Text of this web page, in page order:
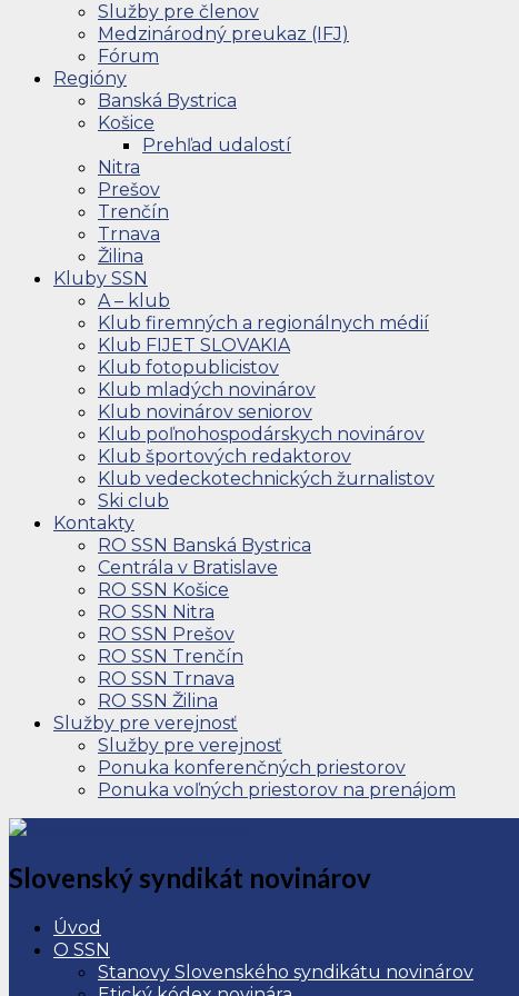
Služby pre členov
Medzinárodný preukaz (IFJ)
Fórum
Regióny
Banská Bystrica
Košice
Prehľad udalostí
Nitra
Prešov
Trenčín
Trnava
Žilina
Kluby SSN
A – klub
Klub firemných a regionálnych médií
Klub FIJET SLOVAKIA
Klub fotopublicistov
Klub mladých novinárov
Klub novinárov seniorov
Klub poľnohospodárskych novinárov
Klub športových redaktorov
Klub vedeckotechnických žurnalistov
Ski club
Kontakty
RO SSN Banská Bystrica
Centrála v Bratislave
RO SSN Košice
RO SSN Nitra
RO SSN Prešov
RO SSN Trenčín
RO SSN Trnava
RO SSN Žilina
Služby pre verejnosť
Služby pre verejnosť
Ponuka konferenčných priestorov
Ponuka voľných priestorov na prenájom
Slovenský syndikát novinárov
Úvod
O SSN
Stanovy Slovenského syndikátu novinárov